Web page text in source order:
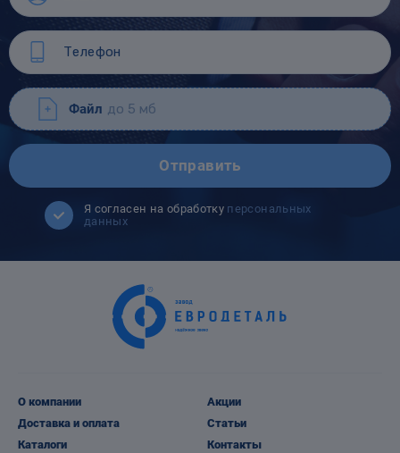
Файл до 5 мб
Отправить
Я согласен на обработку персональных
данных
О компании
Доставка и оплата
Каталоги
Акции
Статьи
Контакты